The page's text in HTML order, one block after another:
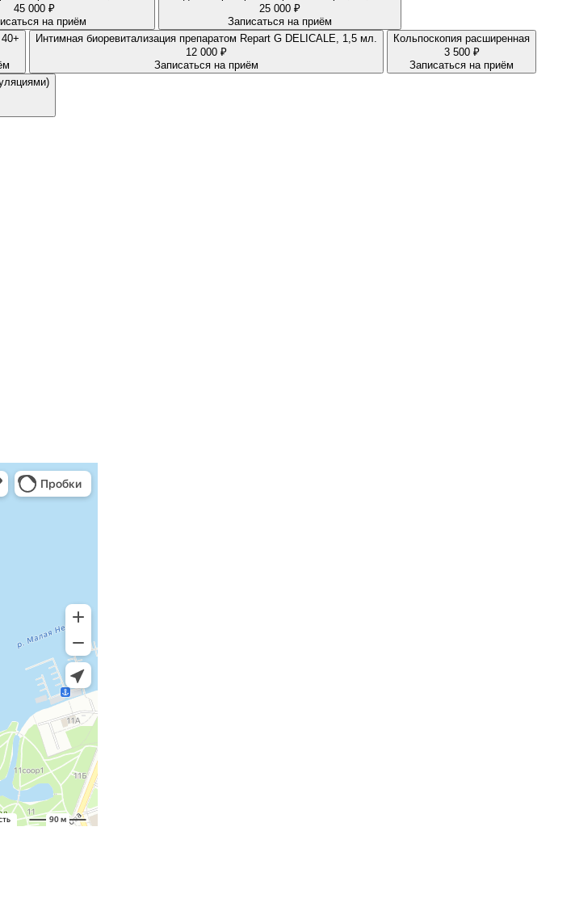
45 000 ₽
на приём
25 000 ₽
Записаться на приём
Интимная биоревитализация препаратом Repart G DELICALE, 1,5 мл.
12 000 ₽
Записаться на приём
Кольпоскопия расширенная
3 500 ₽
Записаться на приём